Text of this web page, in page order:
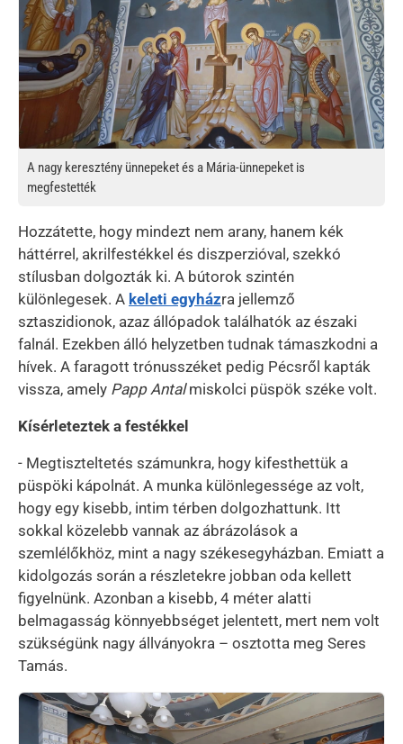
A nagy keresztény ünnepeket és a Mária-ünnepeket is
megfestették
Hozzátette, hogy mindezt nem arany, hanem kék
háttérrel, akrilfestékkel és diszperzióval, szekkó
stílusban dolgozták ki. A bútorok szintén
különlegesek. A keleti egyházra jellemző
sztaszidionok, azaz állópadok találhatók az északi
falnál. Ezekben álló helyzetben tudnak támaszkodni a
hívek. A faragott trónusszéket pedig Pécsről kapták
vissza, amely Papp Antalmiskolci püspök széke volt.
Kísérleteztek a festékkel
- Megtiszteltetés számunkra, hogy kifesthettük a
püspöki kápolnát. A munka különlegessége az volt,
hogy egy kisebb, intim térben dolgozhattunk. Itt
sokkal közelebb vannak az ábrázolások a
szemlélőkhöz, mint a nagy székesegyházban. Emiatt a
kidolgozás során a részletekre jobban oda kellett
figyelnünk. Azonban a kisebb, 4 méter alatti
belmagasság könnyebbséget jelentett, mert nem volt
szükségünk nagy állványokra – osztotta meg Seres
Tamás.
Kép